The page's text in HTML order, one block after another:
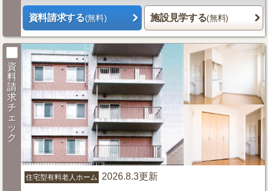
資料請求する(無料) 施設見学する(無料)
資
料
請
求
チ
ェ
ッ
ク
住宅型有料老人ホーム 2026.8.3更新